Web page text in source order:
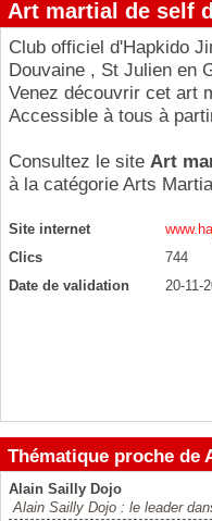
Art martial de self
Club officiel d'Hapkido
Douvaine , St Julien en
Venez découvrir cet art
Accessible à tous à
Consultez le site Art
à la catégorie Arts
Site internet
Clics
744
Date de validation
20-11-
Thématique proche de
Alain Sailly Dojo
Alain Sailly Dojo : le leader